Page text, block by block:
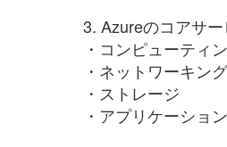
3. Azureのコアサー
・コンピューティ
・ネットワーキン
・ストレージ
・アプリケーショ